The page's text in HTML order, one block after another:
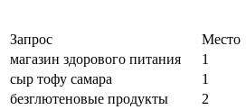
Запрос
Место
магазин здорового питания
1
сыр тофу самара
1
безглютеновые продукты
2